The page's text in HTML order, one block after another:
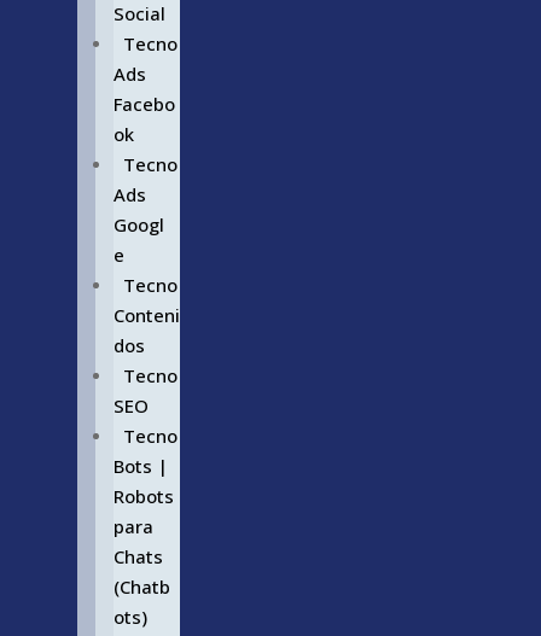
Social
Tecno
Ads
Facebo
ok
Tecno
Ads
Googl
e
Tecno
Conteni
dos
Tecno
SEO
Tecno
Bots |
Robots
para
Chats
(Chatb
ots)